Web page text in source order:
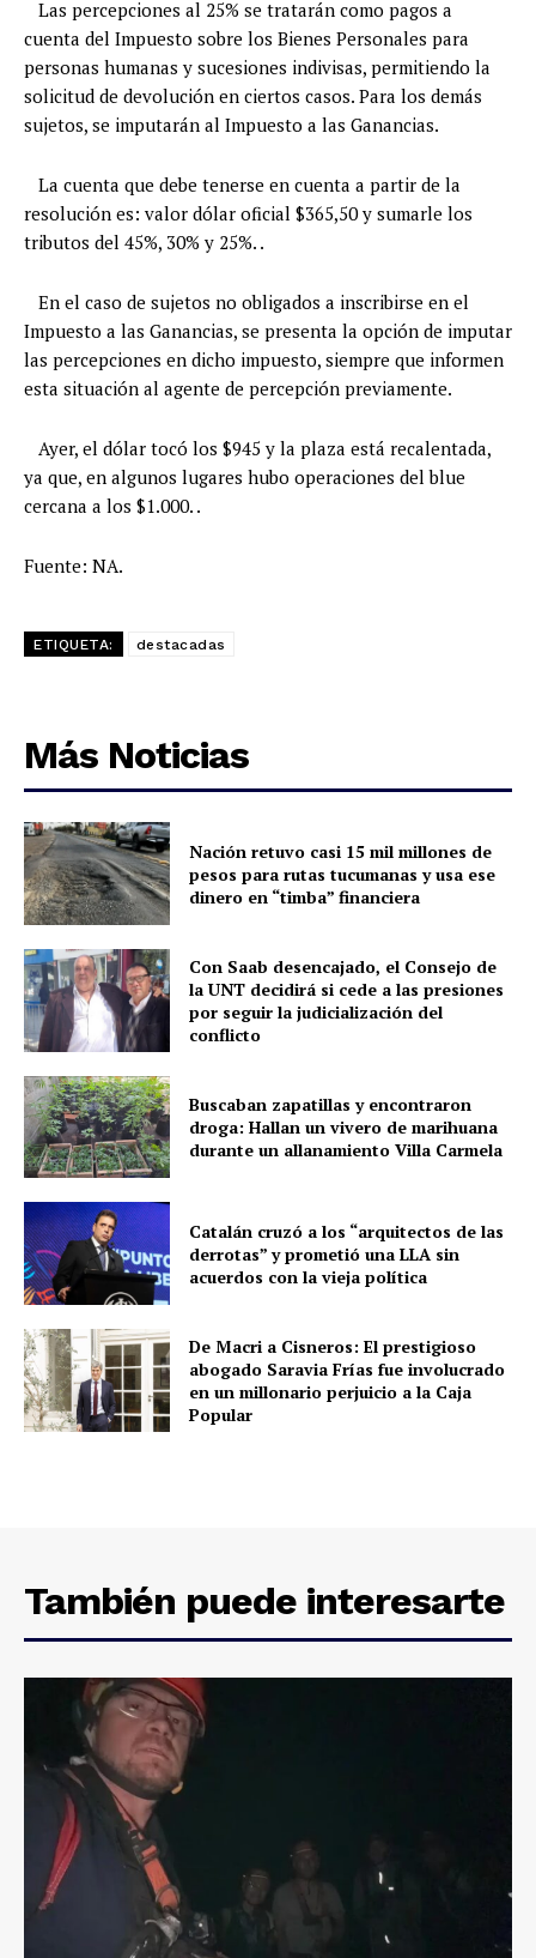
Las percepciones al 25% se tratarán como pagos a
cuenta del Impuesto sobre los Bienes Personales para
personas humanas y sucesiones indivisas, permitiendo la
solicitud de devolución en ciertos casos. Para los demás
sujetos, se imputarán al Impuesto a las Ganancias.
La cuenta que debe tenerse en cuenta a partir de la
resolución es: valor dólar oficial $365,50 y sumarle los
tributos del 45%, 30% y 25%. .
En el caso de sujetos no obligados a inscribirse en el
Impuesto a las Ganancias, se presenta la opción de imputar
las percepciones en dicho impuesto, siempre que informen
esta situación al agente de percepción previamente.
Ayer, el dólar tocó los $945 y la plaza está recalentada,
ya que, en algunos lugares hubo operaciones del blue
cercana a los $1.000. .
Fuente: NA.
ETIQUETA: destacadas
Más Noticias
Nación retuvo casi 15 mil millones de
pesos para rutas tucumanas y usa ese
dinero en “timba” financiera
Con Saab desencajado, el Consejo de
la UNT decidirá si cede a las presiones
por seguir la judicialización del
conflicto
Buscaban zapatillas y encontraron
droga: Hallan un vivero de marihuana
durante un allanamiento Villa Carmela
Catalán cruzó a los “arquitectos de las
derrotas” y prometió una LLA sin
acuerdos con la vieja política
De Macri a Cisneros: El prestigioso
abogado Saravia Frías fue involucrado
en un millonario perjuicio a la Caja
Popular
También puede interesarte